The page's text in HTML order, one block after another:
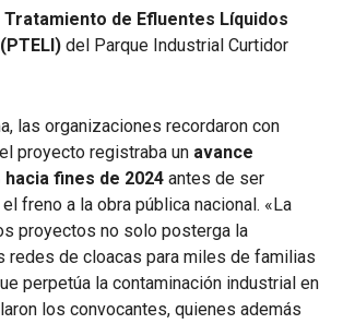
Tratamiento de Efluentes Líquidos
del Parque Industrial Curtidor
las organizaciones recordaron con
proyecto registraba un avance
hacia fines de 2024 antes de ser
freno a la obra pública nacional. «La
proyectos no solo posterga la
redes de cloacas para miles de familias
perpetúa la contaminación industrial en
los convocantes, quienes además